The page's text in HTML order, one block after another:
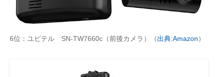
6位：ユピテル SN-TW7660c（前後カメラ）（出典:Amazon）